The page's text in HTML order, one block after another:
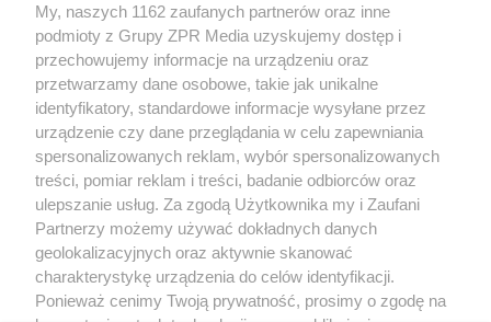
Żaden utwór zamieszczony w serwisie nie może być powielany i
rozpowszechniany lub dalej rozpowszechniany w jakikolwiek sposób (w
tym także elektroniczny lub mechaniczny) na jakimkolwiek polu
eksploatacji w jakiejkolwiek formie, włącznie z umieszczaniem w Internecie
bez pisemnej zgody właściciela praw. Jakiekolwiek użycie lub
wykorzystanie utworów w całości lub w części z naruszeniem prawa, tzn.
bez właściwej zgody, jest zabronione pod groźbą kary i może być ścigane
prawnie.
O nas
My, naszych 1162 zaufanych partnerów oraz inne
podmioty z Grupy ZPR Media uzyskujemy dostęp i
przechowujemy informacje na urządzeniu oraz
przetwarzamy dane osobowe, takie jak unikalne
identyfikatory, standardowe informacje wysyłane przez
urządzenie czy dane przeglądania w celu zapewniania
spersonalizowanych reklam, wybór spersonalizowanych
treści, pomiar reklam i treści, badanie odbiorców oraz
ulepszanie usług. Za zgodą Użytkownika my i Zaufani
Partnerzy możemy używać dokładnych danych
geolokalizacyjnych oraz aktywnie skanować
charakterystykę urządzenia do celów identyfikacji.
Ponieważ cenimy Twoją prywatność, prosimy o zgodę na